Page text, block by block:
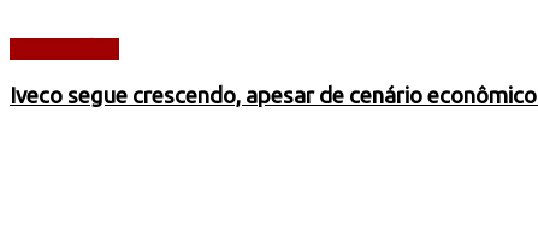
Iveco segue crescendo, apesar de cenário